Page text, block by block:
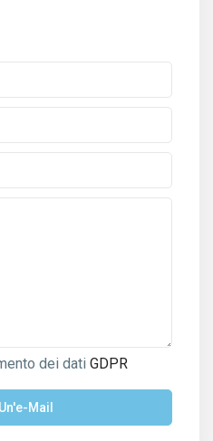
dei datiGDPR